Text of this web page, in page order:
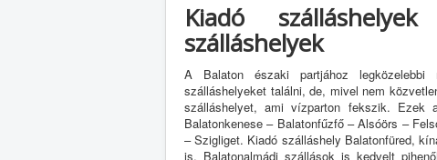
Kiadó
szálláshelyek
A Balaton északi partjához legközelebbi
szálláshelyeket találni, de, mivel nem
szálláshelyet, ami vízparton fekszik. Ezek
Balatonkenese – Balatonfűzfő – Alsóörs –
– Szigliget. Kiadó szálláshely Balatonfüred,
is. Balatonalmádi szállások is kedvelt